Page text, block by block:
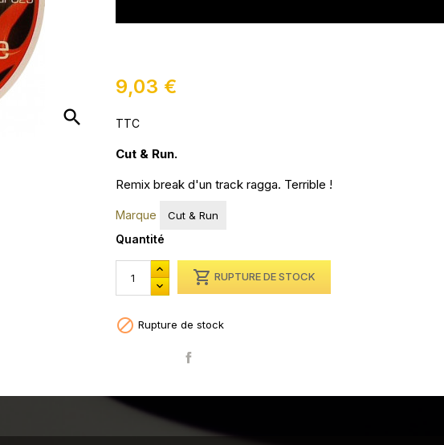
search
9,03 €
TTC
Cut & Run.
Remix break d'un track ragga. Terrible !
Marque Cut & Run
Quantité
 RUPTURE DE STOCK
 Rupture de stock